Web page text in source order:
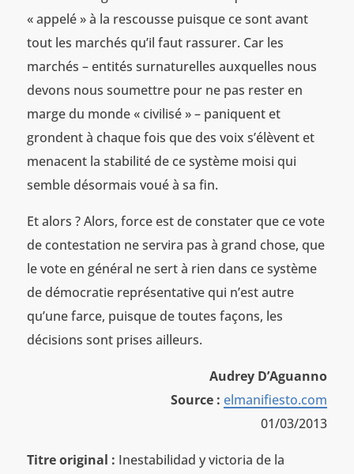
« appelé » à la rescousse puisque ce sont avant
tout les marchés qu’il faut rassurer. Car les
marchés – entités surnaturelles auxquelles nous
devons nous soumettre pour ne pas rester en
marge du monde « civilisé » – paniquent et
grondent à chaque fois que des voix s’élèvent et
menacent la stabilité de ce système moisi qui
semble désormais voué à sa fin.
Et alors ? Alors, force est de constater que ce vote
de contestation ne servira pas à grand chose, que
le vote en général ne sert à rien dans ce système
de démocratie représentative qui n’est autre
qu’une farce, puisque de toutes façons, les
décisions sont prises ailleurs.
Audrey D’Aguanno
Source : elmanifiesto.com
01/03/2013
Titre original : Inestabilidad y victoria de la